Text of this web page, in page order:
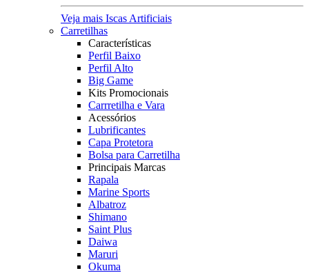
Veja mais Iscas Artificiais
Carretilhas
Características
Perfil Baixo
Perfil Alto
Big Game
Kits Promocionais
Carrretilha e Vara
Acessórios
Lubrificantes
Capa Protetora
Bolsa para Carretilha
Principais Marcas
Rapala
Marine Sports
Albatroz
Shimano
Saint Plus
Daiwa
Maruri
Okuma